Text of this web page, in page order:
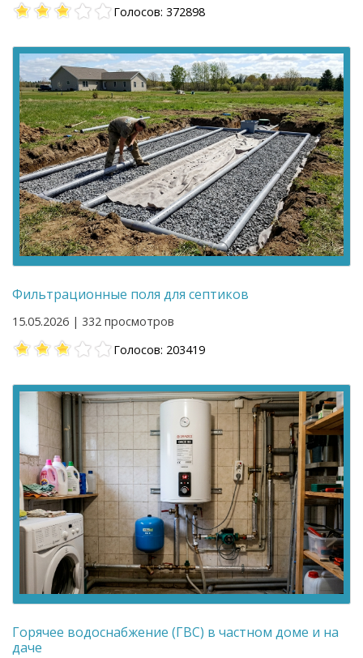
Голосов: 372898
Фильтрационные поля для септиков
15.05.2026 | 332 просмотров
Голосов: 203419
Горячее водоснабжение (ГВС) в частном доме и на
даче